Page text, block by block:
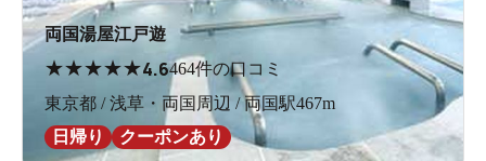
両国湯屋江戸遊
★★★★★4.6464件の口コミ
東京都 / 浅草・両国周辺 / 両国駅467m
日帰り
クーポンあり